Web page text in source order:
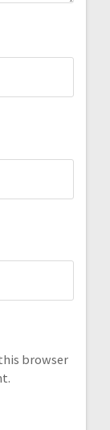
browser